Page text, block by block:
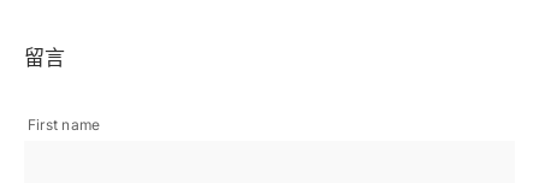
留言
First name